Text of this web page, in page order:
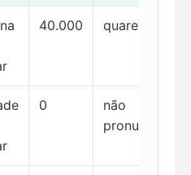
40.000 quarenta mil
0
não
pronunciada